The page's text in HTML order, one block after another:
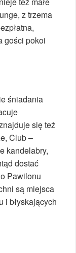
z trzema
gości pokoi
śniadania
się też
Club –
kandelabry,
dostać
Pawilonu
są miejsca
i błyskających